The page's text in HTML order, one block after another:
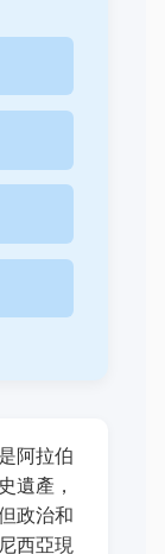
阿拉伯
遺產，
政治和
西亞現